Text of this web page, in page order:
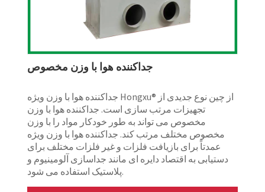
جداکننده هوا با وزن مخصوص
جداکننده هوا با وزن ویژه Hongxu® از چین نوع جدیدی از
تجهیزات مرتب سازی است. جداکننده هوا با وزن
مخصوص می تواند به طور خودکار مواد را با وزن
مخصوص مختلف مرتب کند. جداکننده هوا با وزن ویژه
عمدتاً برای بازیافت فلزات و غیر فلزات مختلف برای
دستیابی به اقتصاد دایره ای مانند جداسازی آلومینیوم و
پلاستیک استفاده می شود.